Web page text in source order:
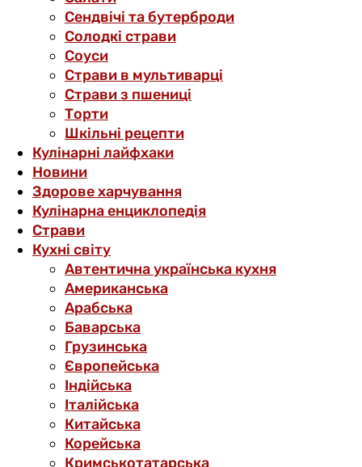
Сендвічі та бутерброди
Солодкі страви
Соуси
Страви в мультиварці
Страви з пшениці
Торти
Шкільні рецепти
Кулінарні лайфхаки
Новини
Здорове харчування
Кулінарна енциклопедія
Страви
Кухні світу
Автентична українська кухня
Американська
Арабська
Баварська
Грузинська
Європейська
Індійська
Італійська
Китайська
Корейська
Кримськотатарська